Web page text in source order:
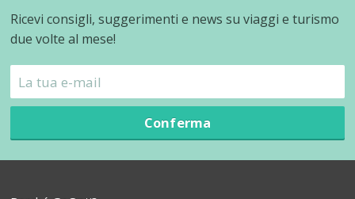
Ricevi consigli, suggerimenti e news su viaggi e turismo
due volte al mese!
Conferma